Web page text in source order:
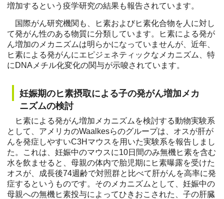
増加するという疫学研究の結果も報告されています。
国際がん研究機関も、ヒ素およびヒ素化合物を人に対し
て発がん性のある物質に分類しています。ヒ素による発が
ん増加のメカニズムは明らかになっていませんが、近年、
ヒ素による発がんにエピジェネティックなメカニズム、特
にDNAメチル化変化の関与が示唆されています。
妊娠期のヒ素摂取による子の発がん増加メカ
ニズムの検討
ヒ素による発がん増加メカニズムを検討する動物実験系
として、アメリカのWaalkesらのグループは、オスが肝が
んを発症しやすいC3Hマウスを用いた実験系を報告しまし
た。これは、妊娠中のマウスに10日間のみ無機ヒ素を含む
水を飲ませると、母親の体内で胎児期にヒ素曝露を受けた
オスが、成長後74週齢で対照群と比べて肝がんを高率に発
症するというものです。そのメカニズムとして、妊娠中の
母親への無機ヒ素投与によってひきおこされた、子の肝臓